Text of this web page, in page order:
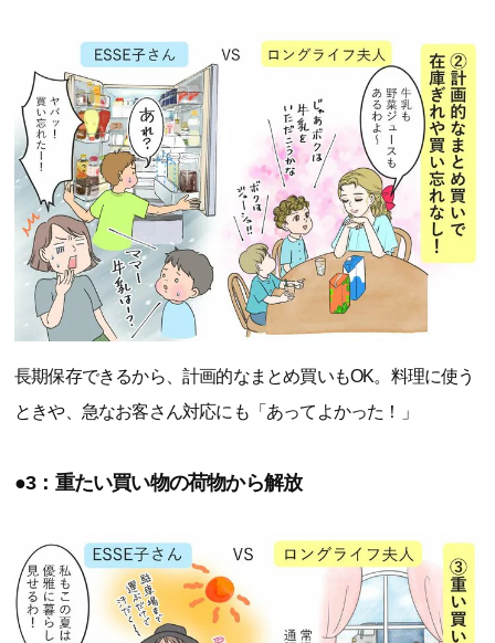
長期保存できるから、計画的なまとめ買いもOK。料理に使う
ときや、急なお客さん対応にも「あってよかった！」
●3：重たい買い物の荷物から解放